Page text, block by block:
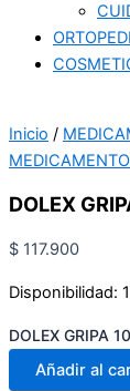
Inicio /
DOLEX
$ 117.900
Disponibilidad:
DOLEX GRIPA
Añadir al